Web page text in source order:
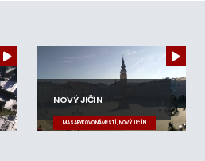
NOVÝ JIČÍN
MASARYKOVO NÁMĚSTÍ, NOVÝ JIČÍN